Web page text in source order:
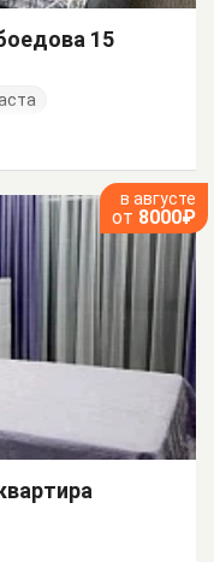
15
в августе
от 8000₽